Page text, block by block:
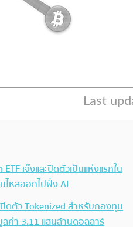
เจ๊งและปิดตัวเป็นแห่งแรกใน
ไหลออกไปฝั่ง AI
ปิดตัว Tokenized สำหรับกองทุน
ลค่า 3.11 แสนล้านดอลลาร์